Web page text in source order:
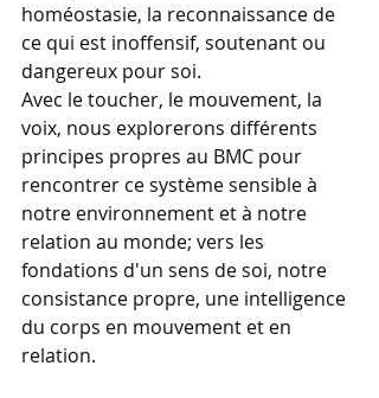
homéostasie, la reconnaissance de
ce qui est inoffensif, soutenant ou
dangereux pour soi.
Avec le toucher, le mouvement, la
voix, nous explorerons différents
principes propres au BMC pour
rencontrer ce système sensible à
notre environnement et à notre
relation au monde; vers les
fondations d'un sens de soi, notre
consistance propre, une intelligence
du corps en mouvement et en
relation.